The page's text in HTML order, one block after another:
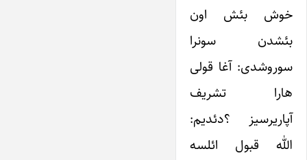
خوش بئش اون
بئشدن سونرا
سوروشدی: آغا قولی
هارا تشریف
آپاریرسیز ؟دئدیم:
الله قبول ائلسه